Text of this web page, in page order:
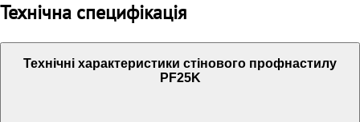
Технічна специфікація
Технічні характеристики стінового профнастилу
PF25K